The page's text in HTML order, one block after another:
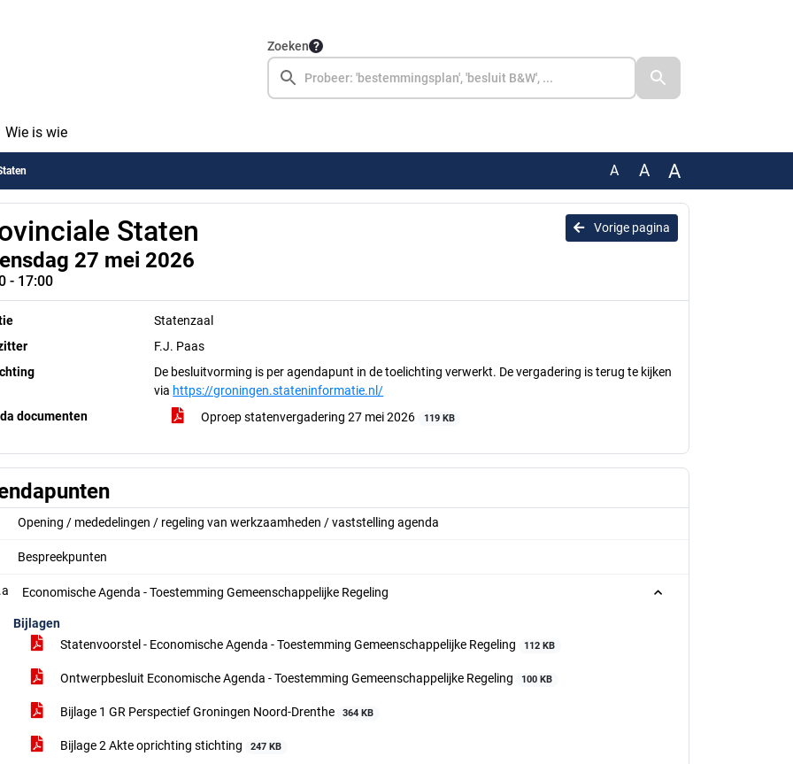
Zoeken
Wie is wie
A A A
Vorige pagina
Staten
27 mei 2026
- 17:00
Statenzaal
F.J. Paas
De besluitvorming is per agendapunt in de toelichting verwerkt. De vergadering is terug te kijken
via https://groningen.stateninformatie.nl/
documenten
Oproep statenvergadering 27 mei 2026 119 KB
Opening / mededelingen / regeling van werkzaamheden / vaststelling agenda
Bespreekpunten
Economische Agenda - Toestemming Gemeenschappelijke Regeling
Bijlagen
Statenvoorstel - Economische Agenda - Toestemming Gemeenschappelijke Regeling
112 KB
Ontwerpbesluit Economische Agenda - Toestemming Gemeenschappelijke Regeling 100 KB
Bijlage 1 GR Perspectief Groningen Noord-Drenthe 364 KB
Bijlage 2 Akte oprichting stichting 247 KB